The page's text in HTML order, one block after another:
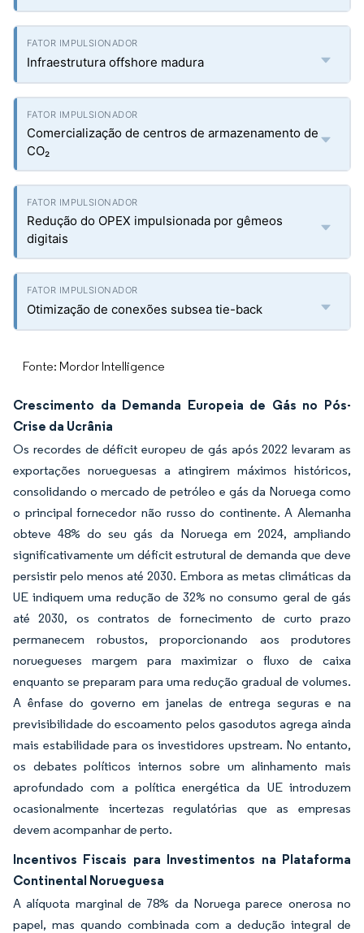
Infraestrutura offshore madura
Comercialização de centros de armazenamento de
CO₂
Redução do OPEX impulsionada por gêmeos
digitais
Otimização de conexões subsea tie-back
Fonte: Mordor Intelligence
Crescimento da Demanda Europeia de Gás no Pós-
Crise da Ucrânia
Os recordes de déficit europeu de gás após 2022 levaram as
exportações norueguesas a atingirem máximos históricos,
consolidando o mercado de petróleo e gás da Noruega como
o principal fornecedor não russo do continente. A Alemanha
obteve 48% do seu gás da Noruega em 2024, ampliando
significativamente um déficit estrutural de demanda que deve
persistir pelo menos até 2030. Embora as metas climáticas da
UE indiquem uma redução de 32% no consumo geral de gás
até 2030, os contratos de fornecimento de curto prazo
permanecem robustos, proporcionando aos produtores
noruegueses margem para maximizar o fluxo de caixa
enquanto se preparam para uma redução gradual de volumes.
A ênfase do governo em janelas de entrega seguras e na
previsibilidade do escoamento pelos gasodutos agrega ainda
mais estabilidade para os investidores upstream. No entanto,
os debates políticos internos sobre um alinhamento mais
aprofundado com a política energética da UE introduzem
ocasionalmente incertezas regulatórias que as empresas
devem acompanhar de perto.
Incentivos Fiscais para Investimentos na Plataforma
Continental Norueguesa
A alíquota marginal de 78% da Noruega parece onerosa no
papel, mas quando combinada com a dedução integral de